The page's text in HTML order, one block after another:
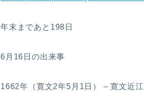
年末まであと198日
6月16日の出来事
1662年（寛文2年5月1日） – 寛文近江